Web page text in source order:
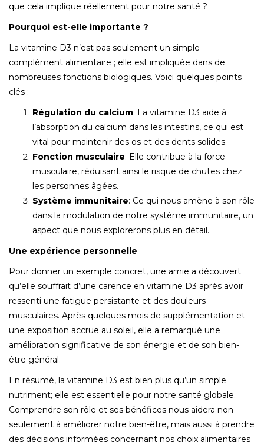
que cela implique réellement pour notre santé ?
Pourquoi est-elle importante ?
La vitamine D3 n’est pas seulement un simple
complément alimentaire ; elle est impliquée dans de
nombreuses fonctions biologiques. Voici quelques points
clés :
Régulation du calcium: La vitamine D3 aide à
l’absorption du calcium dans les intestins, ce qui est
vital pour maintenir des os et des dents solides.
Fonction musculaire: Elle contribue à la force
musculaire, réduisant ainsi le risque de chutes chez
les personnes âgées.
Système immunitaire: Ce qui nous amène à son rôle
dans la modulation de notre système immunitaire, un
aspect que nous explorerons plus en détail.
Une expérience personnelle
Pour donner un exemple concret, une amie a découvert
qu’elle souffrait d’une carence en vitamine D3 après avoir
ressenti une fatigue persistante et des douleurs
musculaires. Après quelques mois de supplémentation et
une exposition accrue au soleil, elle a remarqué une
amélioration significative de son énergie et de son bien-
être général.
En résumé, la vitamine D3 est bien plus qu’un simple
nutriment; elle est essentielle pour notre santé globale.
Comprendre son rôle et ses bénéfices nous aidera non
seulement à améliorer notre bien-être, mais aussi à prendre
des décisions informées concernant nos choix alimentaires